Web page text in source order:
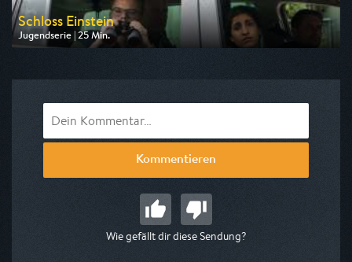
Schloss Einstein
Jugendserie | 25 Min.
Ausgestrahlt von NDR
Kommentieren
Wie gefällt dir diese Sendung?